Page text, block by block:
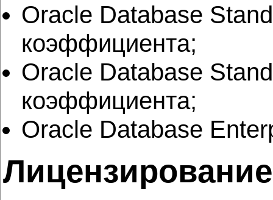
Oracle Database
коэффициента;
Oracle Database
коэффициента;
Oracle Database